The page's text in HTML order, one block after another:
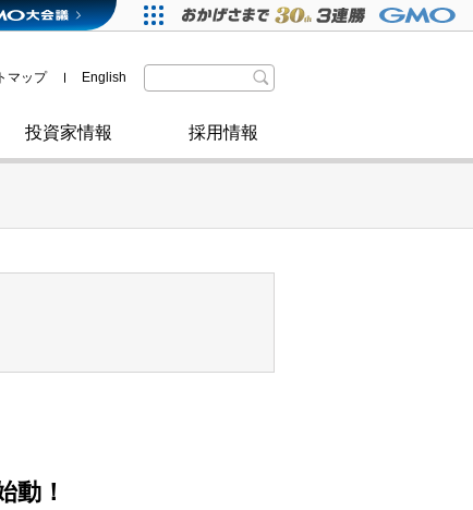
のお申し込みについて
への取り組み
・自治体からの認定
投資家情報
付・社債情報
採用情報
マップ English
動！